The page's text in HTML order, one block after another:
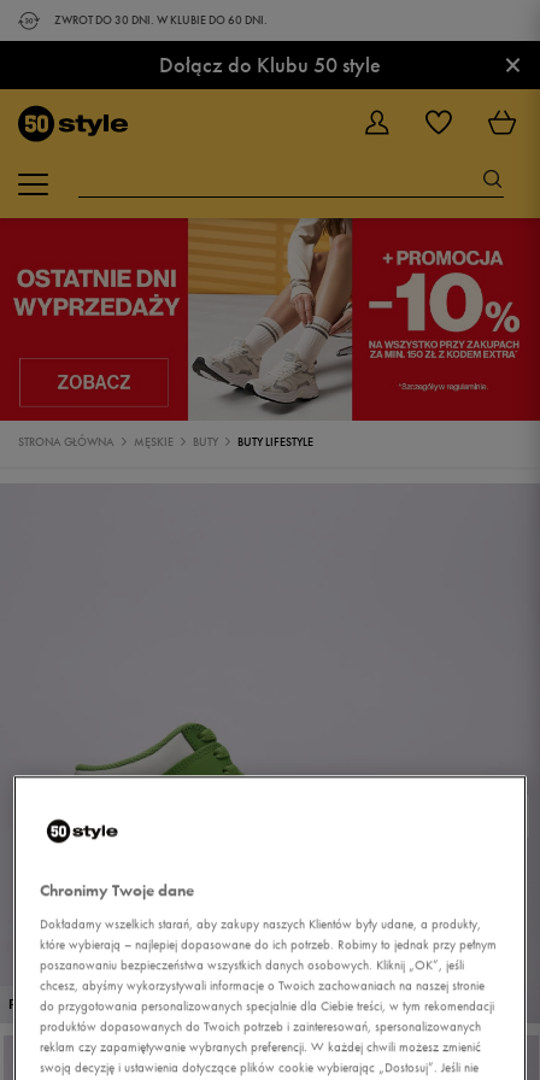
ZWROT DO 30 DNI. W KLUBIE DO 60 DNI.
Dołącz do Klubu 50 style ×
STRONA GŁÓWNA MĘSKIE BUTY BUTY LIFESTYLE
PROMO: DO -30% 1/9
Chronimy Twoje dane
Dokładamy wszelkich starań, aby zakupy naszych Klientów były udane, a produkty,
które wybierają – najlepiej dopasowane do ich potrzeb. Robimy to jednak przy pełnym
poszanowaniu bezpieczeństwa wszystkich danych osobowych. Kliknij „OK”, jeśli
chcesz, abyśmy wykorzystywali informacje o Twoich zachowaniach na naszej stronie
do przygotowania personalizowanych specjalnie dla Ciebie treści, w tym rekomendacji
produktów dopasowanych do Twoich potrzeb i zainteresowań, spersonalizowanych
reklam czy zapamiętywanie wybranych preferencji. W każdej chwili możesz zmienić
swoją decyzję i ustawienia dotyczące plików cookie wybierając „Dostosuj”. Jeśli nie